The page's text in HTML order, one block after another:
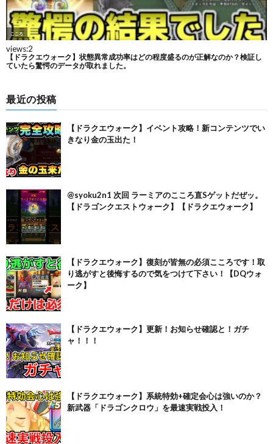
最近の投稿
【ドラクエウォーク】イベント攻略！新コンテンツでい
きなり金の玉出た！
@syoku2n1 次回 ラーミアのこころ直Sゲットだぜッ。
【ドラゴンクエストウォーク】【ドラクエウォーク】
【ドラクエウォーク】復刻が皆無の必須こころです！取
り逃がすと後悔するので気をつけて下さい！【DQウォ
ーク】
【ドラクエウォーク】更新！お知らせ確認と！ガチ
ャ！！！
【ドラクエウォーク】系統特効+確定会心は強いのか？
新武器「ドラゴンクロウ」を最速実戦投入！